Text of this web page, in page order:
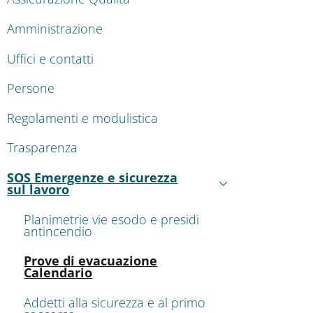
Amministrazione
Uffici e contatti
Persone
Regolamenti e modulistica
Trasparenza
SOS Emergenze e sicurezza
sul lavoro
Attivo
Planimetrie vie esodo e presidi
antincendio
Prove di evacuazione
Calendario
Addetti alla sicurezza e al primo